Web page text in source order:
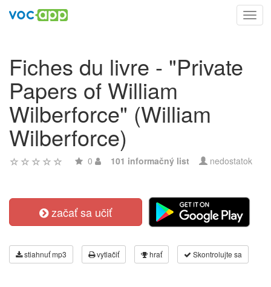
Fiches du livre - "Private
Papers of William
Wilberforce" (William
Wilberforce)
0 101 informačný list nedostatok
začať sa učiť
stiahnuť mp3 vytlačiť hrať Skontrolujte sa